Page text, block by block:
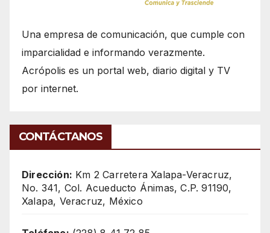
Una empresa de comunicación, que cumple con
imparcialidad e informando verazmente.
Acrópolis es un portal web, diario digital y TV
por internet.
CONTÁCTANOS
Dirección: Km 2 Carretera Xalapa-Veracruz,
No. 341, Col. Acueducto Ánimas, C.P. 91190,
Xalapa, Veracruz, México